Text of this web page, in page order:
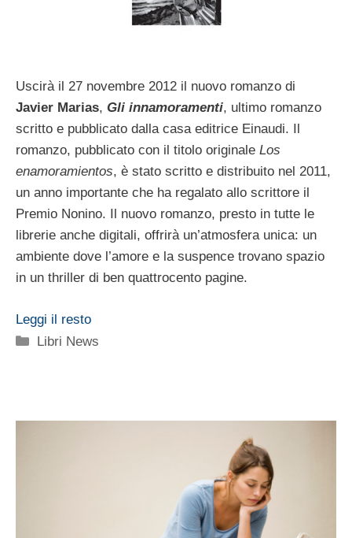
Uscirà il 27 novembre 2012 il nuovo romanzo di
Javier Marias, Gli innamoramenti, ultimo romanzo
scritto e pubblicato dalla casa editrice Einaudi. Il
romanzo, pubblicato con il titolo originale Los
enamoramientos, è stato scritto e distribuito nel 2011,
un anno importante che ha regalato allo scrittore il
Premio Nonino. Il nuovo romanzo, presto in tutte le
librerie anche digitali, offrirà un’atmosfera unica: un
ambiente dove l’amore e la suspence trovano spazio
in un thriller di ben quattrocento pagine.
Leggi il resto
Categorie
Libri News